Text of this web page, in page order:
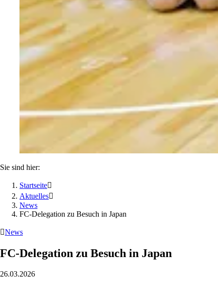
Sie sind hier:
Startseite
Aktuelles
News
FC-Delegation zu Besuch in Japan
News
FC-Delegation zu Besuch in Japan
26.03.2026